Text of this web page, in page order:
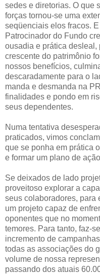
sedes e diretorias. O que
forças tornou-se uma
seqüenciais elos fracos.
Patrocinador do Fundo
ousadia e prática desleal,
crescente do patrimônio
nossos benefícios,
descaradamente para o
manda e desmanda na
finalidades e pondo em
seus dependentes.
Numa tentativa
praticados, vimos
que se ponha em prática
e formar um plano de
Se deixados de lado
proveitoso explorar a
seus colaboradores, para
um projeto capaz de
oponentes que no
temores. Para tanto, faz-
incremento de
todas as associações do
volume de nossa
passando dos atuais